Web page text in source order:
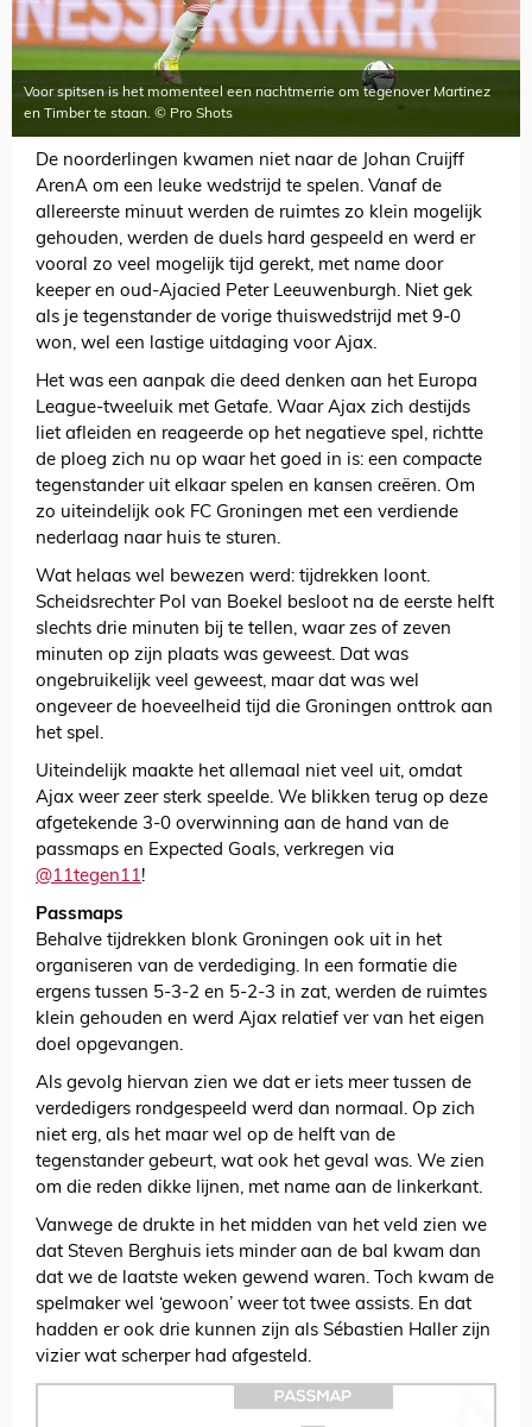
Voor spitsen is het momenteel een nachtmerrie om tegenover Martinez
en Timber te staan. © Pro Shots
De noorderlingen kwamen niet naar de Johan Cruijff
ArenA om een leuke wedstrijd te spelen. Vanaf de
allereerste minuut werden de ruimtes zo klein mogelijk
gehouden, werden de duels hard gespeeld en werd er
vooral zo veel mogelijk tijd gerekt, met name door
keeper en oud-Ajacied Peter Leeuwenburgh. Niet gek
als je tegenstander de vorige thuiswedstrijd met 9-0
won, wel een lastige uitdaging voor Ajax.
Het was een aanpak die deed denken aan het Europa
League-tweeluik met Getafe. Waar Ajax zich destijds
liet afleiden en reageerde op het negatieve spel, richtte
de ploeg zich nu op waar het goed in is: een compacte
tegenstander uit elkaar spelen en kansen creëren. Om
zo uiteindelijk ook FC Groningen met een verdiende
nederlaag naar huis te sturen.
Wat helaas wel bewezen werd: tijdrekken loont.
Scheidsrechter Pol van Boekel besloot na de eerste helft
slechts drie minuten bij te tellen, waar zes of zeven
minuten op zijn plaats was geweest. Dat was
ongebruikelijk veel geweest, maar dat was wel
ongeveer de hoeveelheid tijd die Groningen onttrok aan
het spel.
Uiteindelijk maakte het allemaal niet veel uit, omdat
Ajax weer zeer sterk speelde. We blikken terug op deze
afgetekende 3-0 overwinning aan de hand van de
passmaps en Expected Goals, verkregen via
@11tegen11!
Passmaps
Behalve tijdrekken blonk Groningen ook uit in het
organiseren van de verdediging. In een formatie die
ergens tussen 5-3-2 en 5-2-3 in zat, werden de ruimtes
klein gehouden en werd Ajax relatief ver van het eigen
doel opgevangen.
Als gevolg hiervan zien we dat er iets meer tussen de
verdedigers rondgespeeld werd dan normaal. Op zich
niet erg, als het maar wel op de helft van de
tegenstander gebeurt, wat ook het geval was. We zien
om die reden dikke lijnen, met name aan de linkerkant.
Vanwege de drukte in het midden van het veld zien we
dat Steven Berghuis iets minder aan de bal kwam dan
dat we de laatste weken gewend waren. Toch kwam de
spelmaker wel ‘gewoon’ weer tot twee assists. En dat
hadden er ook drie kunnen zijn als Sébastien Haller zijn
vizier wat scherper had afgesteld.